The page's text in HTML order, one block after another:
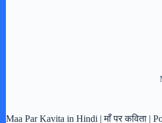
Maa Par Kavita in Hindi | माँ पर कविता |